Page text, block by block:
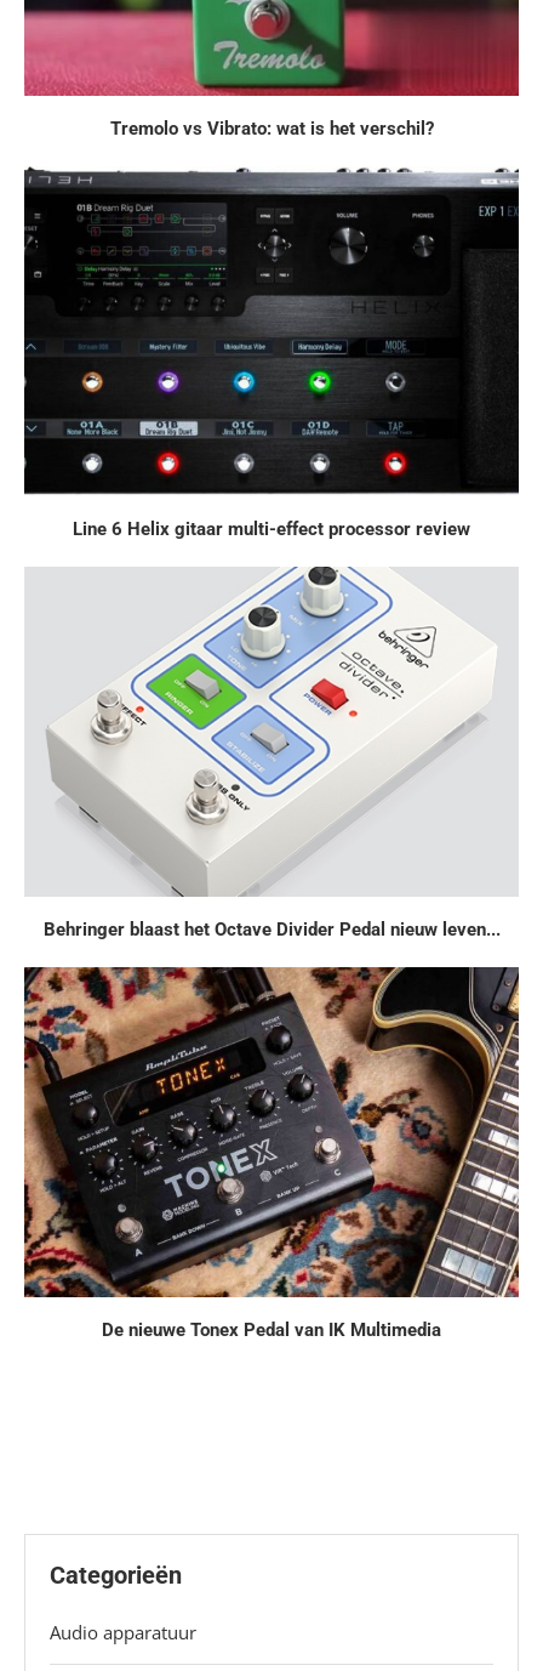
Tremolo vs Vibrato: wat is het verschil?
Line 6 Helix gitaar multi-effect processor review
Behringer blaast het Octave Divider Pedal nieuw leven...
De nieuwe Tonex Pedal van IK Multimedia
Categorieën
Audio apparatuur